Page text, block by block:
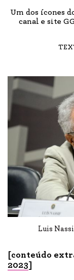
Um dos ícones
canal e site
Luis
[conteúdo
2023]